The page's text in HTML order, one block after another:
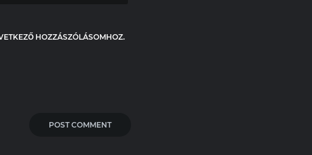
HOZZÁSZÓLÁSOMHOZ.